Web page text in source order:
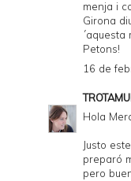
menja i
Girona
´aquesta
Petons!
16 de
Hola
Justo
preparó
pero